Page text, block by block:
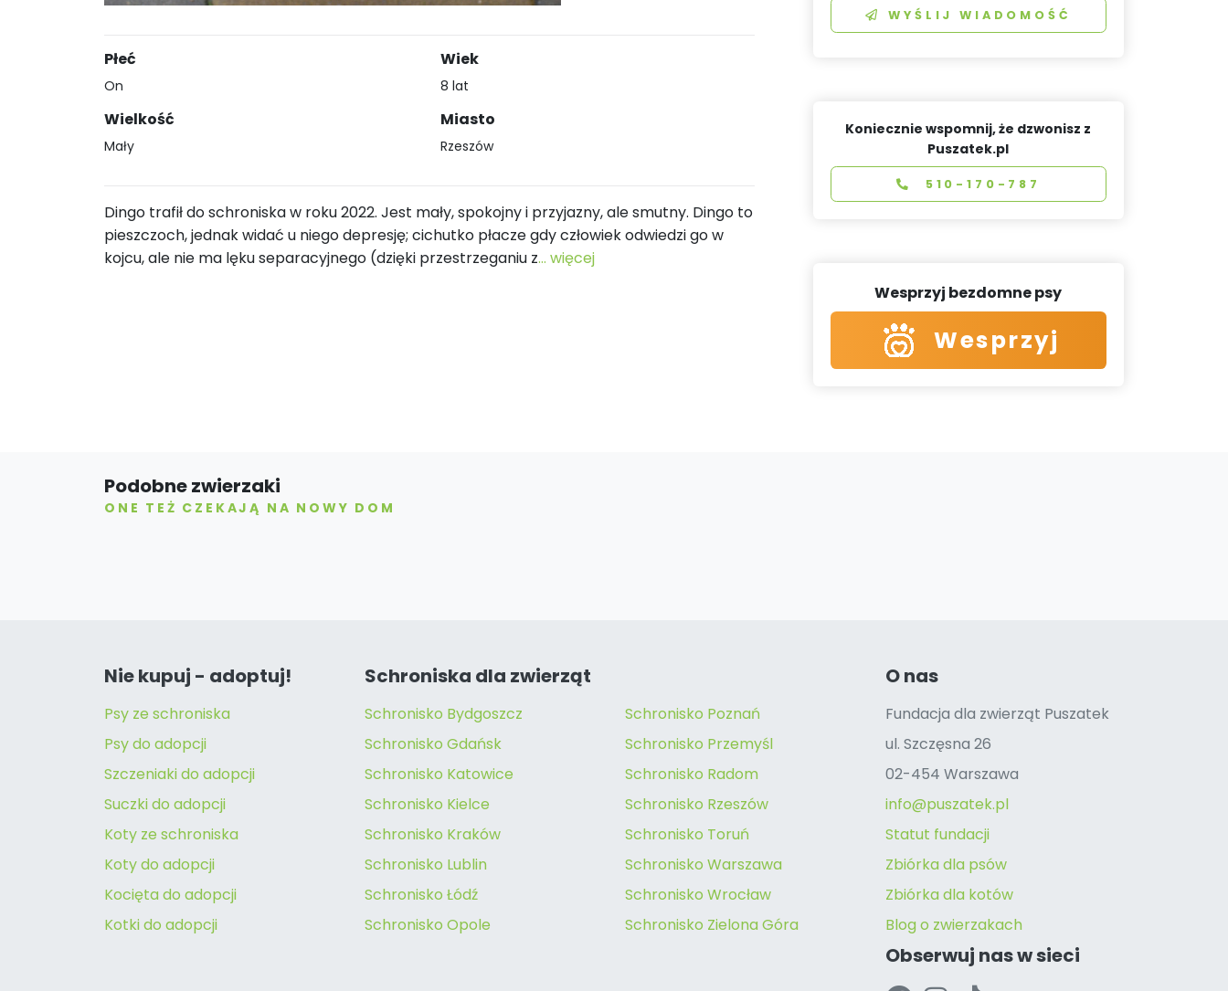
Płeć
On
Wielkość
Mały
Wiek
8 lat
Miasto
Rzeszów
Dingo trafił do schroniska w roku 2022. Jest mały, spokojny i przyjazny, ale smutny. Dingo to
pieszczoch, jednak widać u niego depresję; cichutko płacze gdy człowiek odwiedzi go w
kojcu, ale nie ma lęku separacyjnego (dzięki przestrzeganiu z... więcej
WYŚLIJ WIADOMOŚĆ
Koniecznie wspomnij, że dzwonisz z
Puszatek.pl
510-170-787
Wesprzyj bezdomne psy
Wesprzyj
Podobne zwierzaki
ONE TEŻ CZEKAJĄ NA NOWY DOM
Nie kupuj - adoptuj!
Psy ze schroniska
Psy do adopcji
Szczeniaki do adopcji
Suczki do adopcji
Koty ze schroniska
Koty do adopcji
Kocięta do adopcji
Kotki do adopcji
Schroniska dla zwierząt
Schronisko Bydgoszcz
Schronisko Gdańsk
Schronisko Katowice
Schronisko Kielce
Schronisko Kraków
Schronisko Lublin
Schronisko Łódź
Schronisko Opole
Schronisko Poznań
Schronisko Przemyśl
Schronisko Radom
Schronisko Rzeszów
Schronisko Toruń
Schronisko Warszawa
Schronisko Wrocław
Schronisko Zielona Góra
O nas
Fundacja dla zwierząt Puszatek
ul. Szczęsna 26
02-454 Warszawa
info@puszatek.pl
Statut fundacji
Zbiórka dla psów
Zbiórka dla kotów
Blog o zwierzakach
Obserwuj nas w sieci